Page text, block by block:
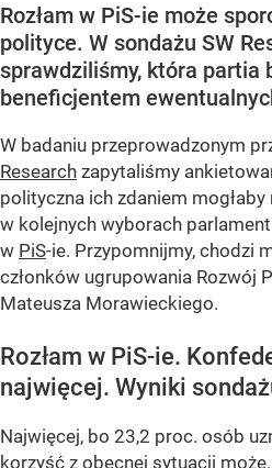
Rozłam w PiS-ie może
polityce. W sondażu SW
sprawdziliśmy, która partia
beneficjentem
W badaniu przeprowadzonym
Research zapytaliśmy
polityczna ich zdaniem
w kolejnych wyborach
w PiS-ie. Przypomnijmy, chodzi
członków ugrupowania Rozwój
Mateusza Morawieckiego.
Rozłam w PiS-ie.
najwięcej. Wyniki
Najwięcej, bo 23,2 proc. osób
korzyść z obecnej sytuacji